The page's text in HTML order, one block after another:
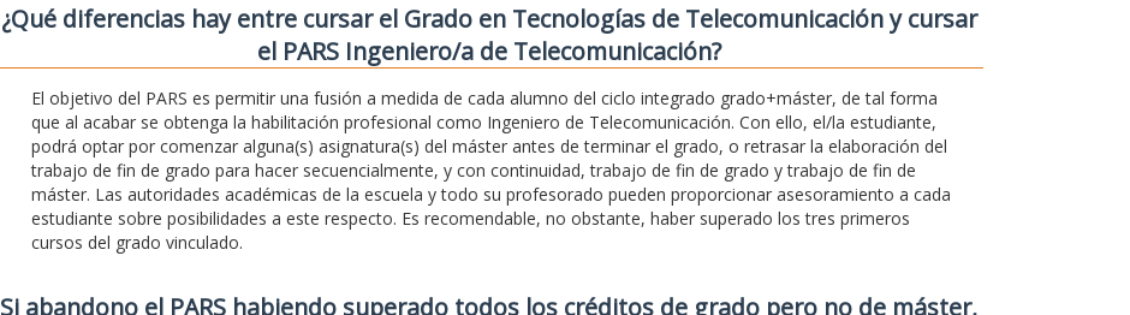
¿Qué diferencias hay entre cursar el Grado en Tecnologías de Telecomunicación y cursar
el PARS Ingeniero/a de Telecomunicación?
El objetivo del PARS es permitir una fusión a medida de cada alumno del ciclo integrado grado+máster, de tal forma
que al acabar se obtenga la habilitación profesional como Ingeniero de Telecomunicación. Con ello, el/la estudiante,
podrá optar por comenzar alguna(s) asignatura(s) del máster antes de terminar el grado, o retrasar la elaboración del
trabajo de fin de grado para hacer secuencialmente, y con continuidad, trabajo de fin de grado y trabajo de fin de
máster. Las autoridades académicas de la escuela y todo su profesorado pueden proporcionar asesoramiento a cada
estudiante sobre posibilidades a este respecto. Es recomendable, no obstante, haber superado los tres primeros
cursos del grado vinculado.
Si abandono el PARS habiendo superado todos los créditos de grado pero no de máster,